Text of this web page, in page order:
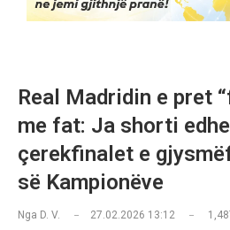
Real Madridin e pret
me fat: Ja shorti
çerekfinalet e
së Kampionëve
Nga D. V. 27.02.2026 13:12